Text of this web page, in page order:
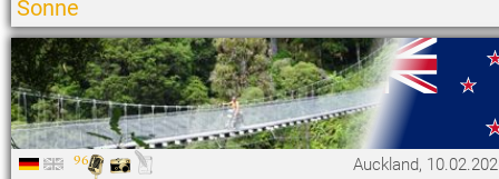
Sonne
96
Auckland,